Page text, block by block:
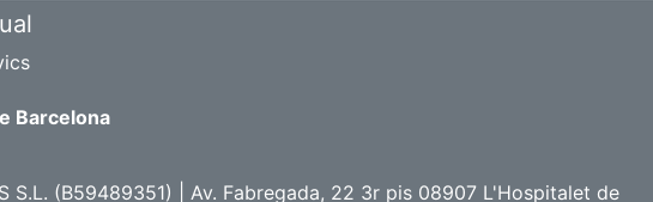
Barcelona
S.L. (B59489351) | Av. Fabregada, 22 3r pis 08907 L'Hospitalet de